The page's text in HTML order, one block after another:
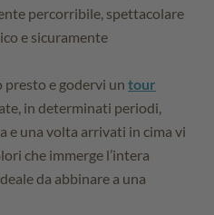
percorribile, spettacolare
e sicuramente
e godervi un tour
in determinati periodi,
e una volta arrivati in cima vi
che immerge l’intera
da abbinare a una